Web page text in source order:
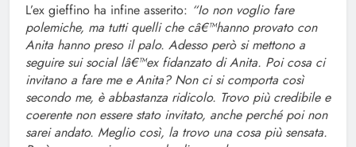
L’ex gieffino ha infine asserito: “Io non voglio fare
polemiche, ma tutti quelli che câ€™hanno provato con
Anita hanno preso il palo. Adesso però si mettono a
seguire sui social lâ€™ex fidanzato di Anita. Poi cosa ci
invitano a fare me e Anita? Non ci si comporta così
secondo me, è abbastanza ridicolo. Trovo più credibile e
coerente non essere stato invitato, anche perché poi non
sarei andato. Meglio così, la trovo una cosa più sensata.